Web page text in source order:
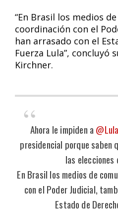
“En Brasil los medios
coordinación con el
han arrasado con el
Fuerza Lula”, concluyó
Kirchner.
Ahora le impiden a
presidencial porque saben
las
En Brasil los medios de
con el Poder Judicial,
Estado de